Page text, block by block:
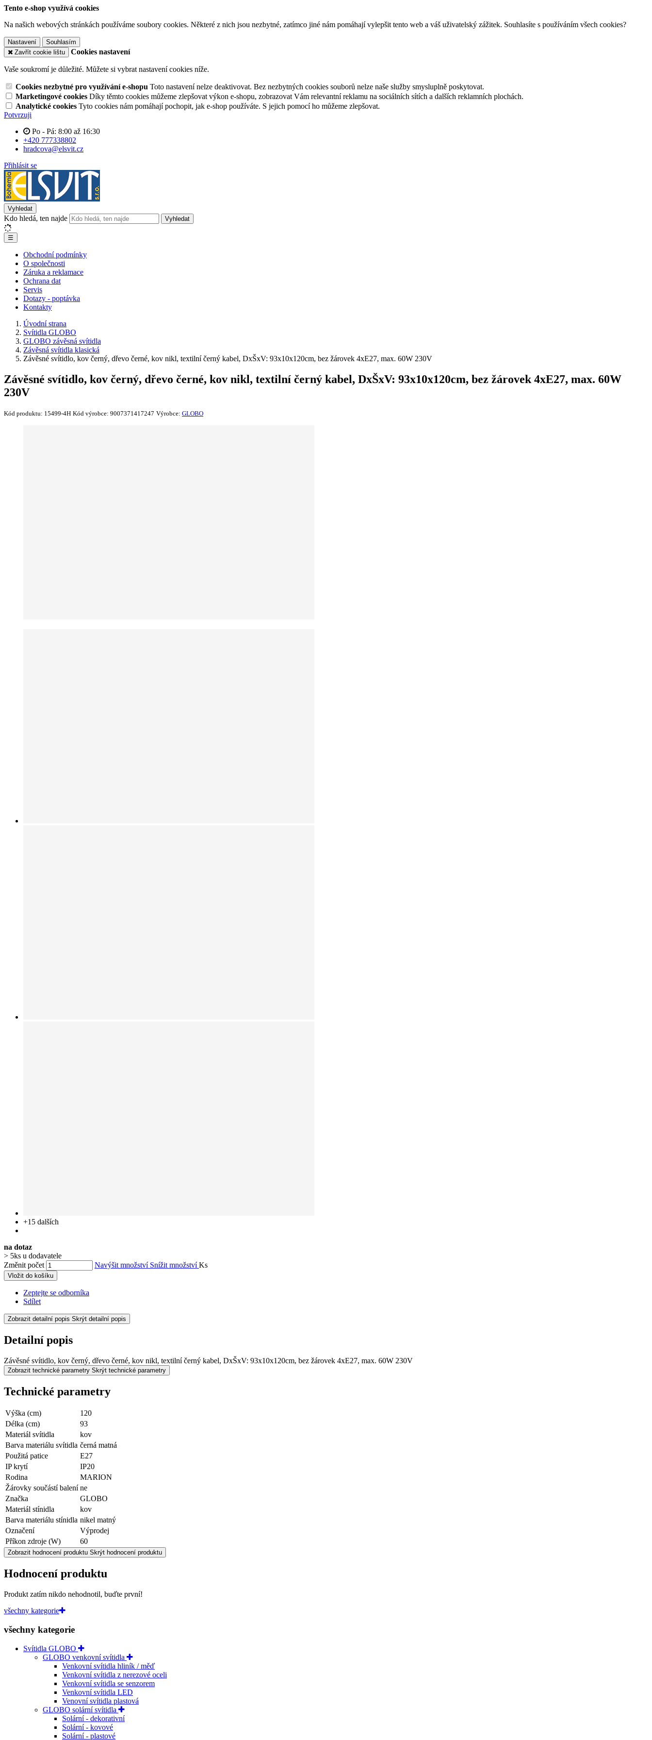
Tento e-shop využívá cookies
Na našich webových stránkách používáme soubory cookies. Některé z nich jsou nezbytné, zatímco jiné nám pomáhají vylepšit tento web a váš uživatelský zážitek. Souhlasíte s používáním všech cookies?
Nastavení
Souhlasím
Zavřít cookie lištu
Cookies nastavení
Vaše soukromí je důležité. Můžete si vybrat nastavení cookies níže.
Cookies nezbytné pro využívání e-shopu Toto nastavení nelze deaktivovat. Bez nezbytných cookies souborů nelze naše služby smysluplně poskytovat.
Marketingové cookies Díky těmto cookies můžeme zlepšovat výkon e-shopu, zobrazovat Vám relevantní reklamu na sociálních sítích a dalších reklamních plochách.
Analytické cookies Tyto cookies nám pomáhají pochopit, jak e-shop používáte. S jejich pomocí ho můžeme zlepšovat.
Potvrzuji
Po - Pá: 8:00 až 16:30
+420 777338802
hradcova@elsvit.cz
Přihlásit se
Vyhledat
Kdo hledá, ten najde Vyhledat
☰
Obchodní podmínky
O společnosti
Záruka a reklamace
Ochrana dat
Servis
Dotazy - poptávka
Kontakty
Úvodní strana
Svítidla GLOBO
GLOBO závěsná svítidla
Závěsná svítidla klasická
Závěsné svítidlo, kov černý, dřevo černé, kov nikl, textilní černý kabel, DxŠxV: 93x10x120cm, bez žárovek 4xE27, max. 60W 230V
Závěsné svítidlo, kov černý, dřevo černé, kov nikl, textilní černý kabel, DxŠxV: 93x10x120cm, bez žárovek 4xE27, max. 60W
230V
Kód produktu: 15499-4H Kód výrobce: 9007371417247 Výrobce: GLOBO
+15 dalších
na dotaz
> 5ks u dodavatele
Změnit počet
Navýšit množství Snížit množstvíKs
Vložit do košíku
Zeptejte se odborníka
Sdílet
Zobrazit detailní popis Skrýt detailní popis
Detailní popis
Závěsné svítidlo, kov černý, dřevo černé, kov nikl, textilní černý kabel, DxŠxV: 93x10x120cm, bez žárovek 4xE27, max. 60W 230V
Zobrazit technické parametry Skrýt technické parametry
Technické parametry
Výška (cm)
120
Délka (cm)
93
Materiál svítidla
kov
Barva materiálu svítidla černá matná
Použitá patice
E27
IP krytí
IP20
Rodina
MARION
Žárovky součástí balení ne
Značka
GLOBO
Materiál stínidla
kov
Barva materiálu stínidla nikel matný
Označení
Výprodej
Příkon zdroje (W)
60
Zobrazit hodnocení produktu Skrýt hodnocení produktu
Hodnocení produktu
Produkt zatím nikdo nehodnotil, buďte první!
všechny kategorie
všechny kategorie
Svítidla GLOBO
GLOBO venkovní svítidla
Venkovní svítidla hliník / měď
Venkovní svítidla z nerezové oceli
Venkovní svítidla se senzorem
Venkovní svítidla LED
Venovní svítidla plastová
GLOBO solární svítidla
Solární - dekorativní
Solární - kovové
Solární - plastové